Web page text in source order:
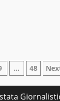
… 48